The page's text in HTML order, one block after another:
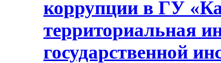
коррупции в ГУ
территориальная
государственной